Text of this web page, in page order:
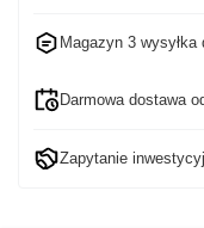
Magazyn 3 wysyłka
Darmowa dostawa
Zapytanie